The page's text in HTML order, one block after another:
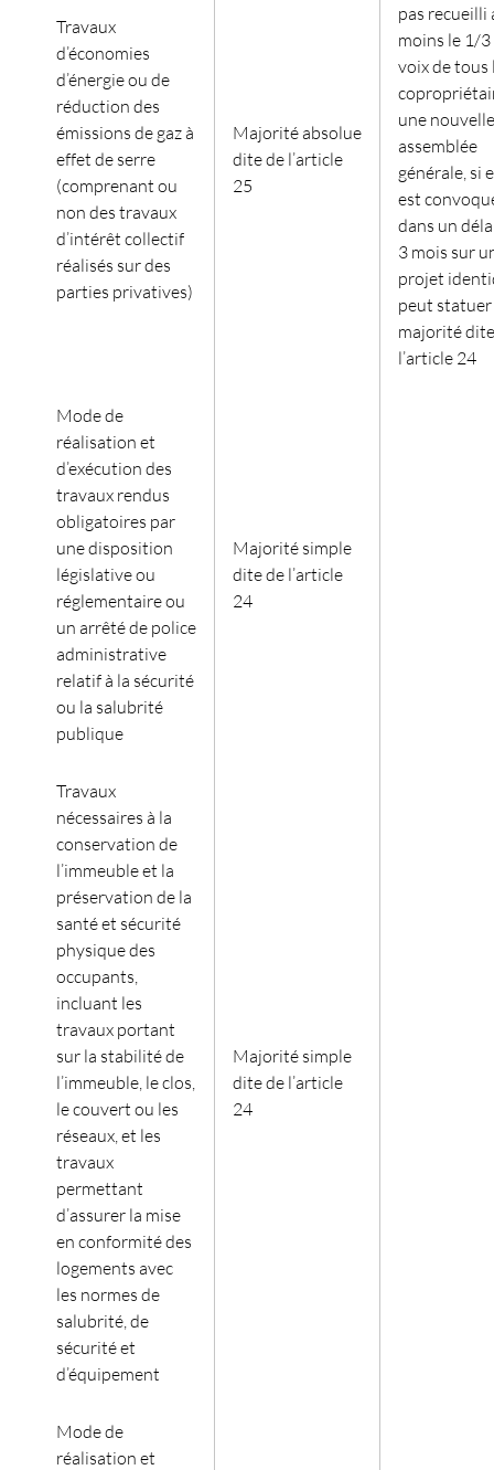
Travaux
d’économies
d’énergie ou de
réduction des
émissions de gaz à
effet de serre
(comprenant ou
non des travaux
d’intérêt collectif
réalisés sur des
parties privatives)
Majorité absolue
dite de l’article
25
pas recueilli
moins le 1/3
voix de tous
une nouvelle
assemblée
générale, si
est
dans un
3 mois sur
projet
peut statuer
majorité
l’article 24
Mode de
réalisation et
d’exécution des
travaux rendus
obligatoires par
une disposition
législative ou
réglementaire ou
un arrêté de police
administrative
relatif à la sécurité
ou la salubrité
publique
Majorité simple
dite de l’article
24
Travaux
nécessaires à la
conservation de
l’immeuble et la
préservation de la
santé et sécurité
physique des
occupants,
incluant les
travaux portant
sur la stabilité de
l’immeuble, le clos,
le couvert ou les
réseaux, et les
travaux
permettant
d’assurer la mise
en conformité des
logements avec
les normes de
salubrité, de
sécurité et
d’équipement
Majorité simple
dite de l’article
24
Mode de
réalisation et